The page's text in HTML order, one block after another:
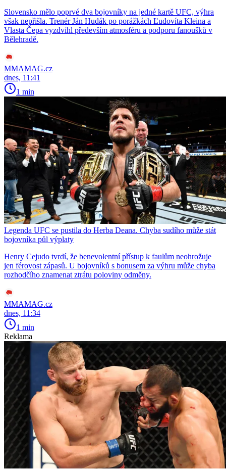
Slovensko mělo poprvé dva bojovníky na jedné kartě UFC, výhra
však nepřišla. Trenér Ján Hudák po porážkách Ľudovíta Kleina a
Vlasta Čepa vyzdvihl především atmosféru a podporu fanoušků v
Bělehradě.
MMAMAG.cz
dnes, 11:41
1 min
Legenda UFC se pustila do Herba Deana. Chyba sudího může stát
bojovníka půl výplaty
Henry Cejudo tvrdí, že benevolentní přístup k faulům neohrožuje
jen férovost zápasů. U bojovníků s bonusem za výhru může chyba
rozhodčího znamenat ztrátu poloviny odměny.
MMAMAG.cz
dnes, 11:34
1 min
Reklama